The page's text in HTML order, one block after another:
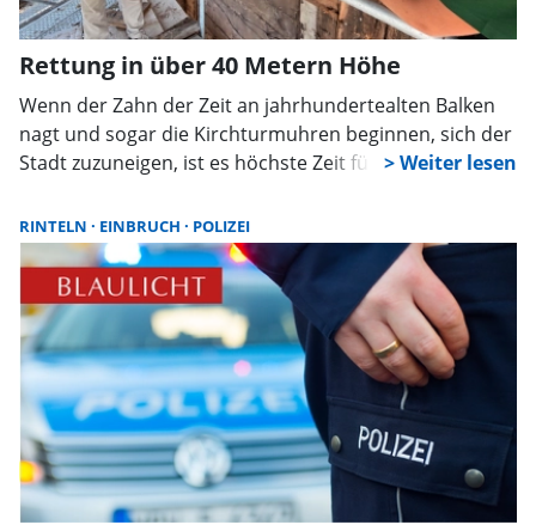
Rettung in über 40 Metern Höhe
Wenn der Zahn der Zeit an jahrhundertealten Balken
nagt und sogar die Kirchturmuhren beginnen, sich der
Stadt zuzuneigen, ist es höchste Zeit für Rettung in
St. Nikolai in Rinteln unterzieht sich einer
spektakulären und dringend notwendigen Sanierung
ihres barocken Turms.
RINTELN EINBRUCH POLIZEI